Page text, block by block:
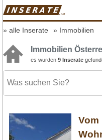
alle Inserate Immobilien
Immobilien
es wurden 9 Inserate
Vom